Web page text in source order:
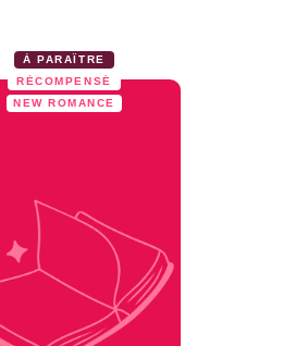
À PARAÎTRE
RÉCOMPENSÉ
NEW ROMANCE